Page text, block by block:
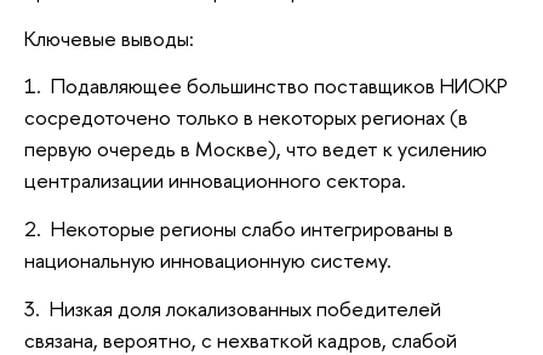
Ключевые выводы:
1. Подавляющее большинство поставщиков НИОКР
сосредоточено только в некоторых регионах (в
первую очередь в Москве), что ведет к усилению
централизации инновационного сектора.
2. Некоторые регионы слабо интегрированы в
национальную инновационную систему.
3. Низкая доля локализованных победителей
связана, вероятно, с нехваткой кадров, слабой